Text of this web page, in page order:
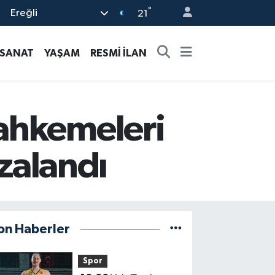
Ereğli 21 °
YAŞAM RESMİ İLAN
Haberler
Spor